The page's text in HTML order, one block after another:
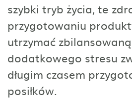
szybki tryb życia, te
przygotowaniu
utrzymać
dodatkowego stresu
długim czasem
posiłków.